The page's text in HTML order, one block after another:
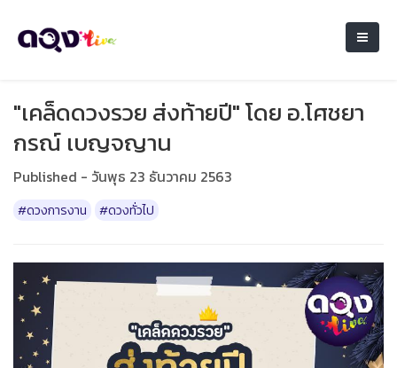
"เคล็ดดวงรวย ส่งท้ายปี" โดย อ.โศชยา
กรณ์ เบญจญาน
Published - วันพุธ 23 ธันวาคม 2563
#ดวงการงาน #ดวงทั่วไป